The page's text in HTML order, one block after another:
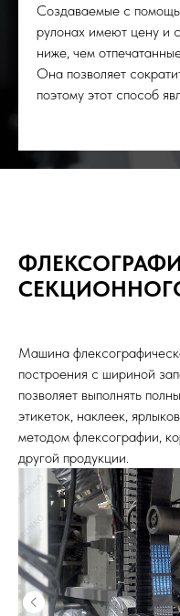
Создаваемые с
рулонах имеют цену и
ниже, чем
Она позволяет
поэтому этот способ
Машина
построения с шириной
позволяет выполнять
этикеток, наклеек,
методом флексографии,
другой продукции.